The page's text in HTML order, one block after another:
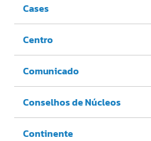
Cases
Centro
Comunicado
Conselhos de Núcleos
Continente